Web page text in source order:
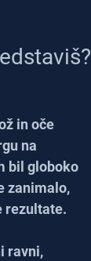
in oče
na
bil globoko
zanimalo,
rezultate.
ravni,